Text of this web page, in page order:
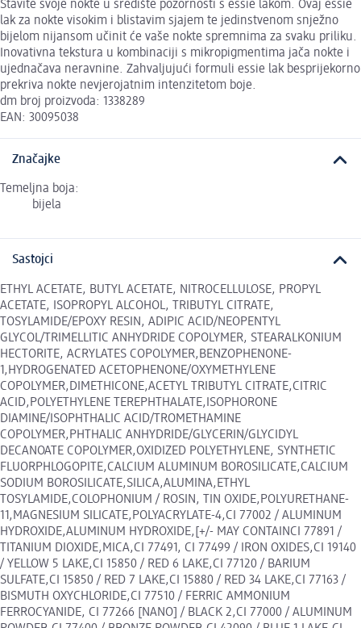
Stavite svoje nokte u središte pozornosti s essie lakom. Ovaj essie
lak za nokte visokim i blistavim sjajem te jedinstvenom snježno
bijelom nijansom učinit će vaše nokte spremnima za svaku priliku.
Inovativna tekstura u kombinaciji s mikropigmentima jača nokte i
ujednačava neravnine. Zahvaljujući formuli essie lak besprijekorno
prekriva nokte nevjerojatnim intenzitetom boje.
dm broj proizvoda: 1338289
EAN: 30095038
Značajke
Temeljna boja:
bijela
Sastojci
ETHYL ACETATE, BUTYL ACETATE, NITROCELLULOSE, PROPYL
ACETATE, ISOPROPYL ALCOHOL, TRIBUTYL CITRATE,
TOSYLAMIDE/EPOXY RESIN, ADIPIC ACID/NEOPENTYL
GLYCOL/TRIMELLITIC ANHYDRIDE COPOLYMER, STEARALKONIUM
HECTORITE, ACRYLATES COPOLYMER,BENZOPHENONE-
1,HYDROGENATED ACETOPHENONE/OXYMETHYLENE
COPOLYMER,DIMETHICONE,ACETYL TRIBUTYL CITRATE,CITRIC
ACID,POLYETHYLENE TEREPHTHALATE,ISOPHORONE
DIAMINE/ISOPHTHALIC ACID/TROMETHAMINE
COPOLYMER,PHTHALIC ANHYDRIDE/GLYCERIN/GLYCIDYL
DECANOATE COPOLYMER,OXIDIZED POLYETHYLENE, SYNTHETIC
FLUORPHLOGOPITE,CALCIUM ALUMINUM BOROSILICATE,CALCIUM
SODIUM BOROSILICATE,SILICA,ALUMINA,ETHYL
TOSYLAMIDE,COLOPHONIUM / ROSIN, TIN OXIDE,POLYURETHANE-
11,MAGNESIUM SILICATE,POLYACRYLATE-4,CI 77002 / ALUMINUM
HYDROXIDE,ALUMINUM HYDROXIDE,[+/- MAY CONTAINCI 77891 /
TITANIUM DIOXIDE,MICA,CI 77491, CI 77499 / IRON OXIDES,CI 19140
/ YELLOW 5 LAKE,CI 15850 / RED 6 LAKE,CI 77120 / BARIUM
SULFATE,CI 15850 / RED 7 LAKE,CI 15880 / RED 34 LAKE,CI 77163 /
BISMUTH OXYCHLORIDE,CI 77510 / FERRIC AMMONIUM
FERROCYANIDE, CI 77266 [NANO] / BLACK 2,CI 77000 / ALUMINUM